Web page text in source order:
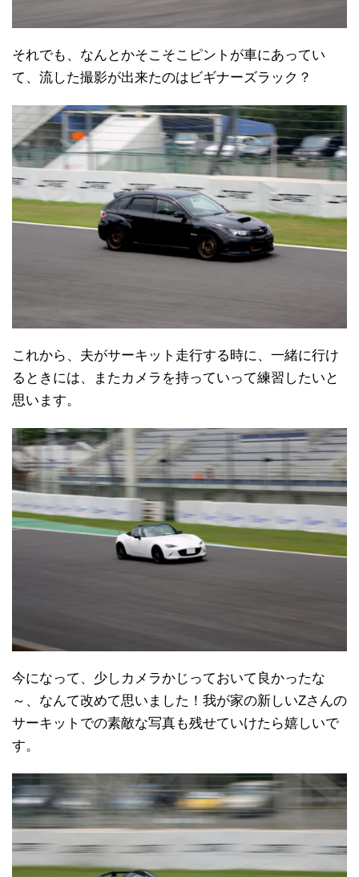
それでも、なんとかそこそこピントが車にあってい
て、流した撮影が出来たのはビギナーズラック？
これから、夫がサーキット走行する時に、一緒に行け
るときには、またカメラを持っていって練習したいと
思います。
今になって、少しカメラかじっておいて良かったな
～、なんて改めて思いました！我が家の新しいZさんの
サーキットでの素敵な写真も残せていけたら嬉しいで
す。